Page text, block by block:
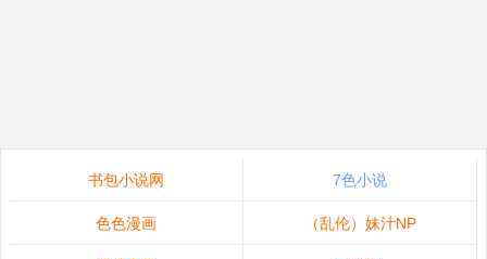
书包小说网 7色小说
色色漫画 （乱伦）妹汁NP